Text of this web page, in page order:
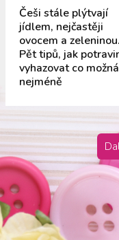
Češi stále plýtvají
jídlem, nejčastěji
ovocem a zeleninou.
Pět tipů, jak
vyhazovat co možná
nejméně